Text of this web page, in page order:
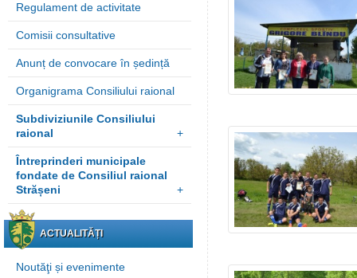
Regulament de activitate
Comisii consultative
Anunț de convocare în ședință
Organigrama Consiliului raional
Subdiviziunile Consiliului
raional
+
Întreprinderi municipale
fondate de Consiliul raional
Strășeni
+
ACTUALITĂȚI
Noutăţi și evenimente